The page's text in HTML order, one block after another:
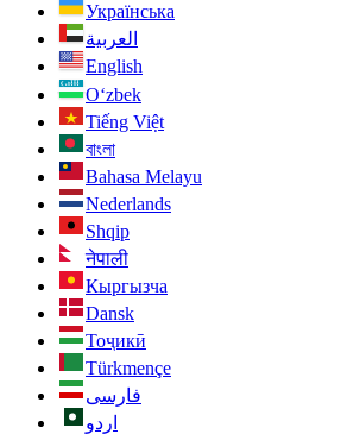
Українська
العربية
English
O‘zbek
Tiếng Việt
বাংলা
Bahasa Melayu
Nederlands
Shqip
नेपाली
Кыргызча
Dansk
Тоҷикӣ
Türkmençe
فارسی
اردو